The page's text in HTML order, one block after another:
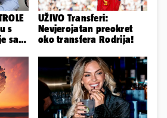
s
sa
UŽIVO Transferi:
Nevjerojatan preokret
oko transfera Rodrija!